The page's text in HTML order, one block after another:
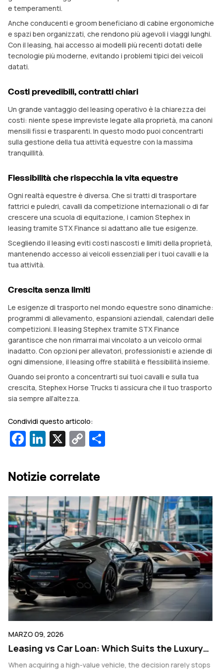
e temperamenti.
Anche conducenti e groom beneficiano di cabine ergonomiche
e spazi ben organizzati, che rendono più agevoli i viaggi lunghi.
Con il leasing, hai accesso ai modelli più recenti dotati delle
tecnologie più moderne, evitando i problemi tipici dei veicoli
datati.
Costi prevedibili, contratti chiari
Un grande vantaggio del leasing operativo è la chiarezza dei
costi: niente spese impreviste legate alla proprietà, ma canoni
mensili fissi e trasparenti. In questo modo puoi concentrarti
sulla gestione della tua attività equestre con la massima
tranquillità.
Flessibilità che rispecchia la vita equestre
Ogni realtà equestre è diversa. Che si tratti di trasportare
fattrici e puledri, cavalli da competizione internazionali o di far
crescere una scuola di equitazione, i camion Stephex in
leasing tramite STX Finance si adattano alle tue esigenze.
Scegliendo il leasing eviti costi nascosti e limiti della proprietà,
mantenendo accesso ai veicoli essenziali per i tuoi cavalli e la
tua attività.
Crescita senza limiti
Le esigenze di trasporto nel mondo equestre sono dinamiche:
programmi di allevamento, espansioni aziendali, calendari delle
competizioni. Il leasing Stephex tramite STX Finance
garantisce che non rimarrai mai vincolato a un veicolo ormai
inadatto. Con opzioni per allevatori, professionisti e aziende di
ogni dimensione, il leasing offre stabilità e flessibilità insieme.
Quando sei pronto a concentrarti sui tuoi cavalli e sulla tua
crescita, Stephex Horse Trucks ti assicura che il tuo trasporto
sia sempre all’altezza.
Condividi questo articolo:
Facebook
LinkedIn
X Copy
Notizie correlate
MARZO 09, 2026
Leasing vs Car Loan: Which Suits the Luxury
Buyer Better?
When acquiring a high-value vehicle, the decision rarely stops